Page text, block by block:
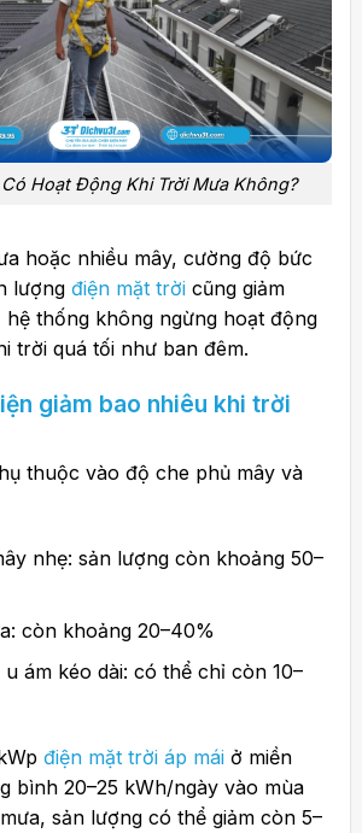
Hoạt Động Khi Trời Mưa Không?
hoặc nhiều mây, cường độ bức
lượng điện mặt trờicũng giảm
hệ thống không ngừng hoạt động
trời quá tối như ban đêm.
giảm bao nhiêu khi trời
thuộc vào độ che phủ mây và
nhẹ: sản lượng còn khoảng 50–
còn khoảng 20–40%
ám kéo dài: có thể chỉ còn 10–
điện mặt trời áp máiở miền
bình 20–25 kWh/ngày vào mùa
sản lượng có thể giảm còn 5–